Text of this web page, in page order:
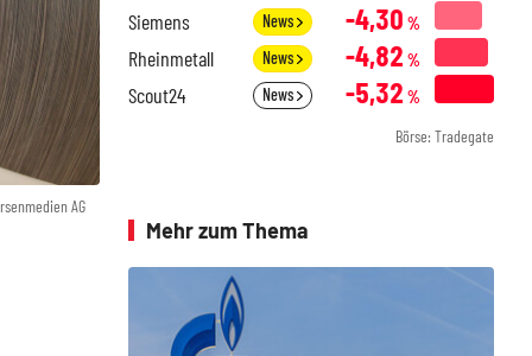
AG
Siemens News -4,30 %
Rheinmetall News -4,82 %
Scout24 News -5,32 %
Börse: Tradegate
Mehr zum Thema